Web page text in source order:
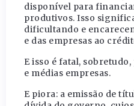
disponível para
produtivos. Isso
dificultando e
e das empresas ao
E isso é fatal,
e médias empresas.
E piora: a emissão de